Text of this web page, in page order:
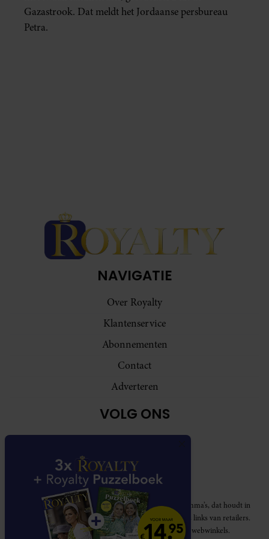
Gazastrook. Dat meldt het Jordaanse persbureau
Petra.
NAVIGATIE
Over Royalty
Klantenservice
Abonnementen
Contact
Adverteren
VOLG ONS
Royalty participeert in diverse affiliate marketing programma’s, dat houdt in
dat Royalty commissies ontvangt voor aankopen middels links van retailers.
Deze website wordt niet gesponsord door de genoemde webwinkels.